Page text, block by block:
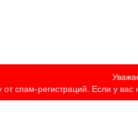
спам-регистраций. Если у вас